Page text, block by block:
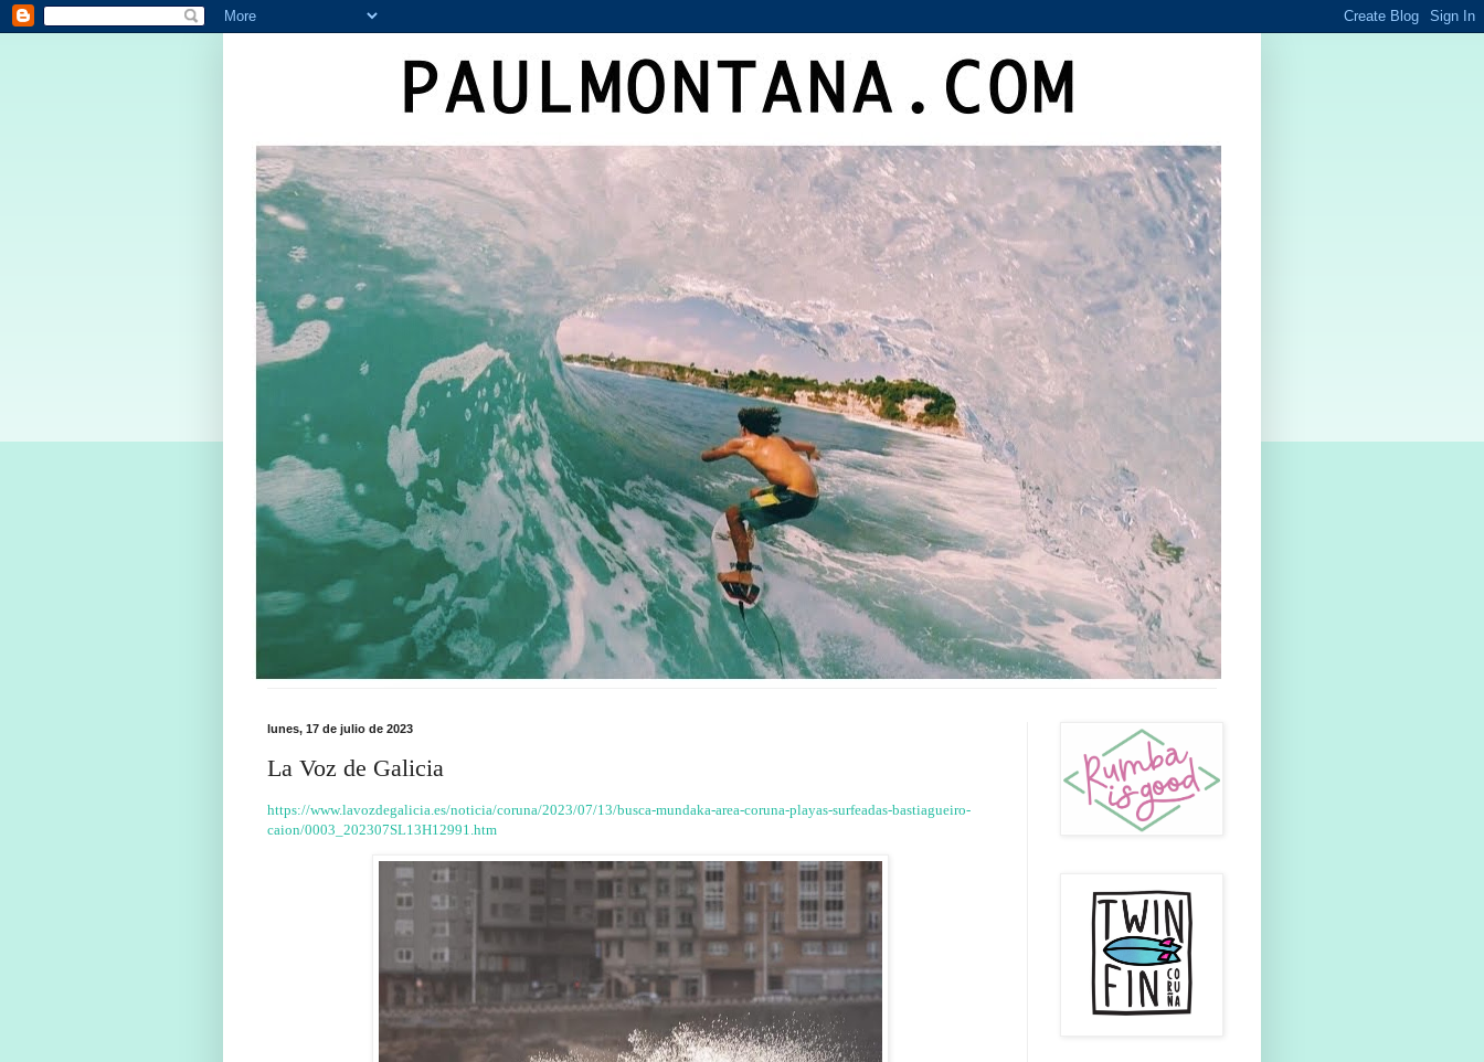
lunes, 17 de julio de 2023
La Voz de Galicia
https://www.lavozdegalicia.es/noticia/coruna/2023/07/13/busca-mundaka-area-coruna-playas-surfeadas-bastiagueiro-
caion/0003_202307SL13H12991.htm